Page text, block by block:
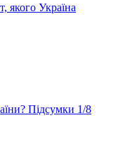
якого Україна
Підсумки 1/8